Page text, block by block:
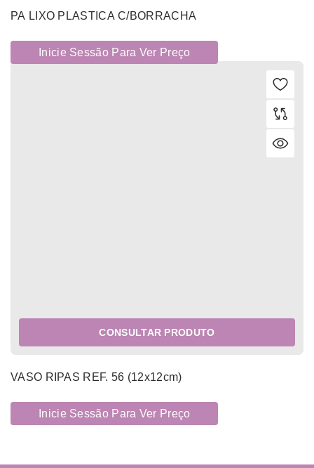
PA LIXO PLASTICA C/BORRACHA
Inicie Sessão Para Ver Preço
CONSULTAR PRODUTO
VASO RIPAS REF. 56 (12x12cm)
Inicie Sessão Para Ver Preço